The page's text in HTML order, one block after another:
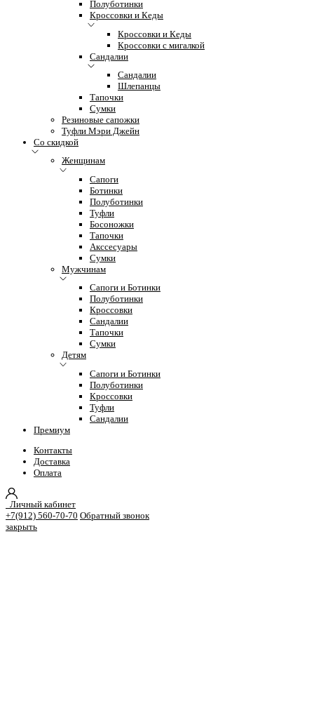
Полуботинки
Кроссовки и Кеды
Кроссовки и Кеды
Кроссовки с мигалкой
Сандалии
Сандалии
Шлепанцы
Тапочки
Сумки
Резиновые сапожки
Туфли Мэри Джейн
Со скидкой
Женщинам
Сапоги
Ботинки
Полуботинки
Туфли
Босоножки
Тапочки
Акссесуары
Сумки
Мужчинам
Сапоги и Ботинки
Полуботинки
Кроссовки
Сандалии
Тапочки
Сумки
Детям
Сапоги и Ботинки
Полуботинки
Кроссовки
Туфли
Сандалии
Премиум
Контакты
Доставка
Оплата
Личный кабинет
+7(912) 560-70-70 Обратный звонок
закрыть